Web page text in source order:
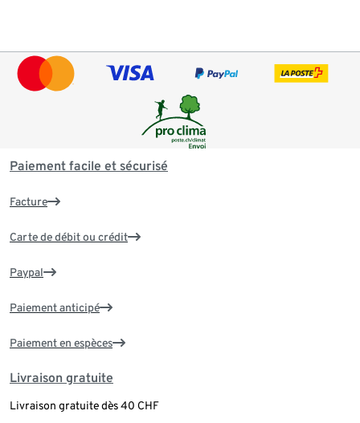
Paiement facile et sécurisé
Facture
Carte de débit ou crédit
Paypal
Paiement anticipé
Paiement en espèces
Livraison gratuite
Livraison gratuite dès 40 CHF